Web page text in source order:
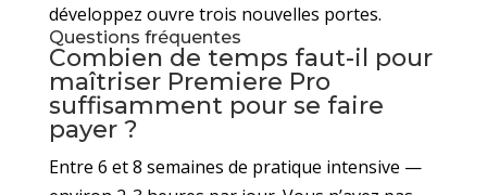
développez ouvre trois nouvelles portes.
Questions fréquentes
Combien de temps faut-il pour
maîtriser Premiere Pro
suffisamment pour se faire
payer ?
Entre 6 et 8 semaines de pratique intensive —